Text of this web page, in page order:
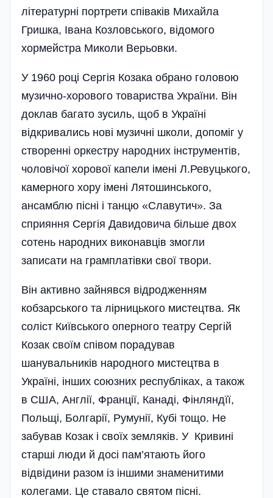
літературні портрети співаків Михайла
Гришка, Івана Козловського, відомого
хормейстра Миколи Верьовки.
У 1960 році Сергія Козака обрано головою
музично-хорового товариства України. Він
доклав багато зусиль, щоб в Україні
відкривались нові музичні школи, допоміг у
створенні оркестру народних інструментів,
чоловічої хорової капели імені Л.Ревуцького,
камерного хору імені Лятошинського,
ансамблю пісні і танцю «Славутич». За
сприяння Сергія Давидовича більше двох
сотень народних виконавців змогли
записати на грамплатівки свої твори.
Він активно зайнявся відродженням
кобзарського та лірницького мистецтва. Як
соліст Київ­ського оперного театру Сергій
Козак своїм співом порадував
шанувальників народного мистецтва в
Україні, інших союзних республіках, а також
в США, Англії, Франції, Канаді, Фінляндїї,
Польщі, Болгарії, Румунії, Кубі тощо. Не
забував Козак і своїх земляків. У Кривині
старші люди й досі пам’ятають його
відвідини разом із іншими знаменитими
колегами. Це ставало святом пісні.